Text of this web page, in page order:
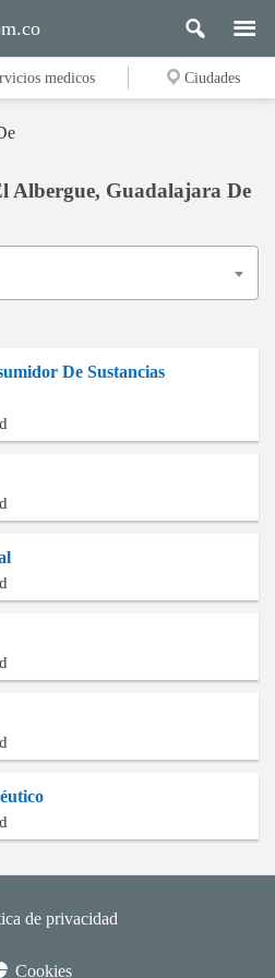
medicos Ciudades
Albergue, Guadalajara De
De Sustancias
de privacidad
Cookies